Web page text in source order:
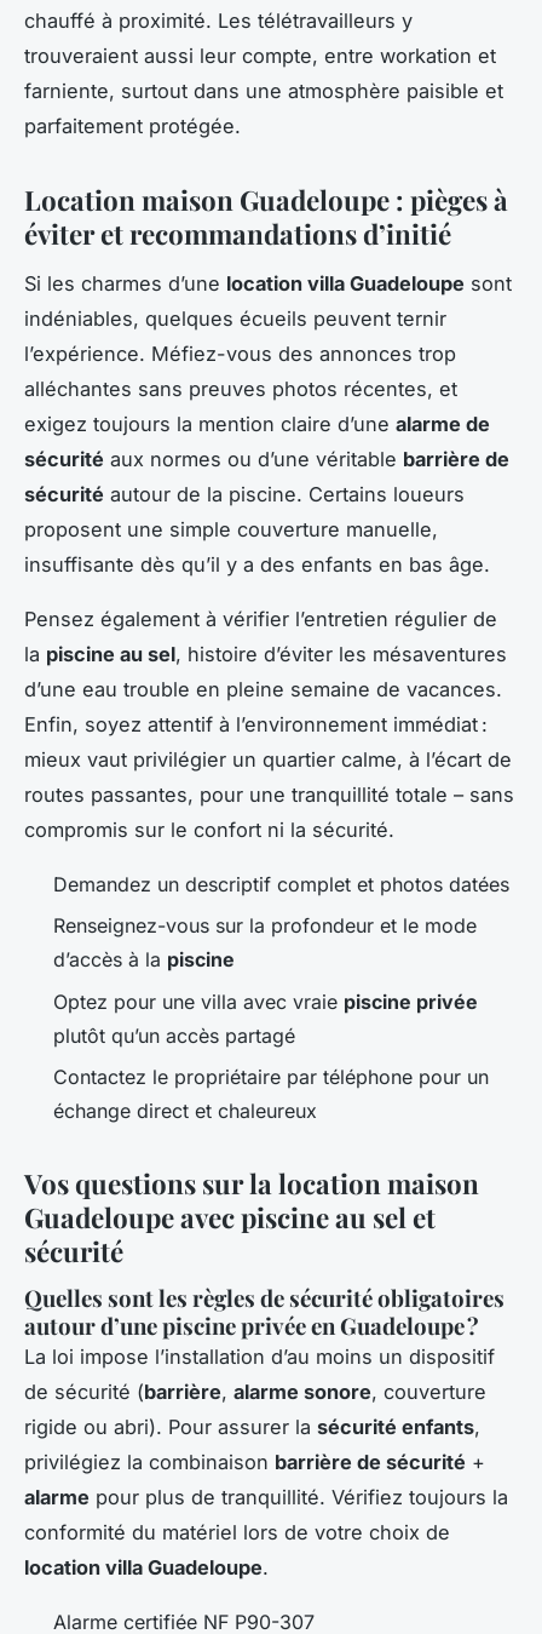
chauffé à proximité. Les télétravailleurs y
trouveraient aussi leur compte, entre workation et
farniente, surtout dans une atmosphère paisible et
parfaitement protégée.
Location maison Guadeloupe : pièges à
éviter et recommandations d’initié
Si les charmes d’une location villa Guadeloupe sont
indéniables, quelques écueils peuvent ternir
l’expérience. Méfiez-vous des annonces trop
alléchantes sans preuves photos récentes, et
exigez toujours la mention claire d’une alarme de
sécurité aux normes ou d’une véritable barrière de
sécurité autour de la piscine. Certains loueurs
proposent une simple couverture manuelle,
insuffisante dès qu’il y a des enfants en bas âge.
Pensez également à vérifier l’entretien régulier de
la piscine au sel, histoire d’éviter les mésaventures
d’une eau trouble en pleine semaine de vacances.
Enfin, soyez attentif à l’environnement immédiat :
mieux vaut privilégier un quartier calme, à l’écart de
routes passantes, pour une tranquillité totale – sans
compromis sur le confort ni la sécurité.
Demandez un descriptif complet et photos datées
Renseignez-vous sur la profondeur et le mode
d’accès à la piscine
Optez pour une villa avec vraie piscine privée
plutôt qu’un accès partagé
Contactez le propriétaire par téléphone pour un
échange direct et chaleureux
Vos questions sur la location maison
Guadeloupe avec piscine au sel et
sécurité
Quelles sont les règles de sécurité obligatoires
autour d’une piscine privée en Guadeloupe ?
La loi impose l’installation d’au moins un dispositif
de sécurité (barrière, alarme sonore, couverture
rigide ou abri). Pour assurer la sécurité enfants,
privilégiez la combinaison barrière de sécurité +
alarme pour plus de tranquillité. Vérifiez toujours la
conformité du matériel lors de votre choix de
location villa Guadeloupe.
Alarme certifiée NF P90-307